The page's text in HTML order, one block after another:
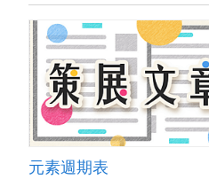
元素週期表